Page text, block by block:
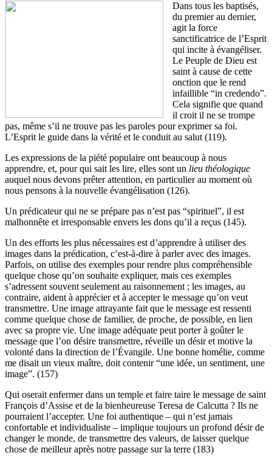
Dans tous les baptisés,
du premier au dernier,
agit la force
sanctificatrice de l’Esprit
qui incite à évangéliser.
Le Peuple de Dieu est
saint à cause de cette
onction que le rend
infaillible “in credendo”.
Cela signifie que quand
il croit il ne se trompe
pas, même s’il ne trouve pas les paroles pour exprimer sa foi.
L’Esprit le guide dans la vérité et le conduit au salut (119).
Les expressions de la piété populaire ont beaucoup à nous
apprendre, et, pour qui sait les lire, elles sont un lieu théologique
auquel nous devons prêter attention, en particulier au moment où
nous pensons à la nouvelle évangélisation (126).
Un prédicateur qui ne se prépare pas n’est pas “spirituel”, il est
malhonnête et irresponsable envers les dons qu’il a reçus (145).
Un des efforts les plus nécessaires est d’apprendre à utiliser des
images dans la prédication, c’est-à-dire à parler avec des images.
Parfois, on utilise des exemples pour rendre plus compréhensible
quelque chose qu’on souhaite expliquer, mais ces exemples
s’adressent souvent seulement au raisonnement ; les images, au
contraire, aident à apprécier et à accepter le message qu’on veut
transmettre. Une image attrayante fait que le message est ressenti
comme quelque chose de familier, de proche, de possible, en lien
avec sa propre vie. Une image adéquate peut porter à goûter le
message que l’on désire transmettre, réveille un désir et motive la
volonté dans la direction de l’Évangile. Une bonne homélie, comme
me disait un vieux maître, doit contenir “une idée, un sentiment, une
image”. (157)
Qui oserait enfermer dans un temple et faire taire le message de saint
François d’Assise et de la bienheureuse Teresa de Calcutta ? Ils ne
pourraient l’accepter. Une foi authentique – qui n’est jamais
confortable et individualiste – implique toujours un profond désir de
changer le monde, de transmettre des valeurs, de laisser quelque
chose de meilleur après notre passage sur la terre (183)